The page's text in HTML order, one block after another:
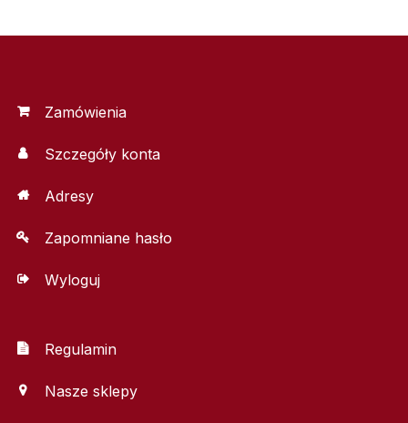
Zamówienia
Szczegóły konta
Adresy
Zapomniane hasło
Wyloguj
Regulamin
Nasze sklepy